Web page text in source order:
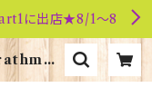
に出店★8/1～8
084